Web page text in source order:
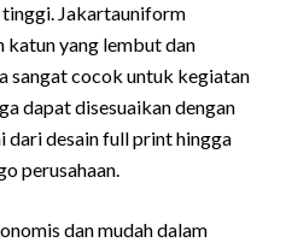
Jakartauniform
katun yang lembut dan
sangat cocok untuk kegiatan
dapat disesuaikan dengan
dari desain full print hingga
perusahaan.
dan mudah dalam